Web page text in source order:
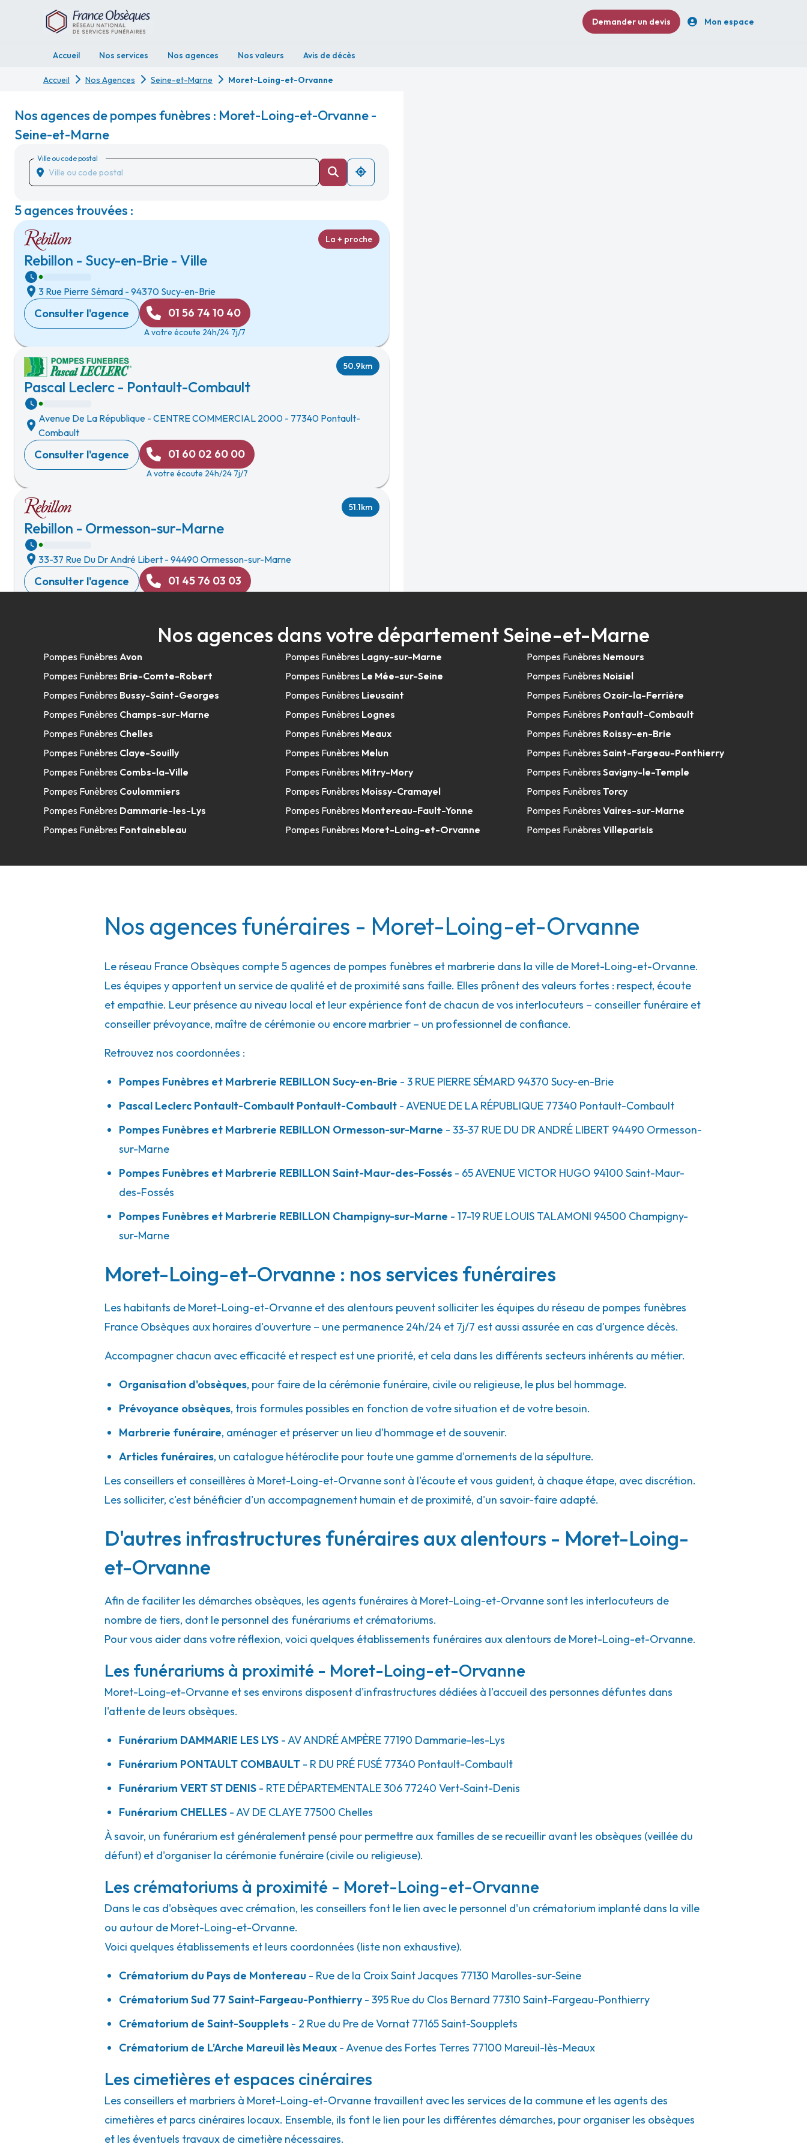
Demander un devis Mon espace
Accueil Nos services Nos agences Nos valeurs Avis de décès
Accueil Nos Agences Seine-et-Marne Moret-Loing-et-Orvanne
Nos agences de pompes funèbres : Moret-Loing-et-Orvanne -
Seine-et-Marne
Ville ou code postal
5 agences trouvées :
Rebillon - Sucy-en-Brie - Ville
La + proche
3 Rue Pierre Sémard - 94370 Sucy-en-Brie
Consulter l'agence 01 56 74 10 40
A votre écoute 24h/24 7j/7
Pascal Leclerc - Pontault-Combault
50.9km
Avenue De La République - CENTRE COMMERCIAL 2000 - 77340 Pontault-
Combault
Consulter l'agence 01 60 02 60 00
A votre écoute 24h/24 7j/7
Rebillon - Ormesson-sur-Marne
51.1km
33-37 Rue Du Dr André Libert - 94490 Ormesson-sur-Marne
Consulter l'agence 01 45 76 03 03
Rebillon - Saint-Maur-des-Fossés
54.3km
Consulter l'agence
Rebillon - Champigny - Mairie
17-19 Rue Louis Talamoni-94500 Champigny-sur-Marne
Consulter l'agence 01 48 82 55 55
Nos agences dans votre département Seine-et-Marne
Pompes Funèbres Avon
Pompes Funèbres Brie-Comte-Robert
Pompes Funèbres Bussy-Saint-Georges
Pompes Funèbres Champs-sur-Marne
Pompes Funèbres Chelles
Pompes Funèbres Claye-Souilly
Pompes Funèbres Combs-la-Ville
Pompes Funèbres Coulommiers
Pompes Funèbres Dammarie-les-Lys
Pompes Funèbres Fontainebleau
Pompes Funèbres Lagny-sur-Marne
Pompes Funèbres Le Mée-sur-Seine
Pompes Funèbres Lieusaint
Pompes Funèbres Lognes
Pompes Funèbres Meaux
Pompes Funèbres Melun
Pompes Funèbres Mitry-Mory
Pompes Funèbres Moissy-Cramayel
Pompes Funèbres Montereau-Fault-Yonne
Pompes Funèbres Moret-Loing-et-Orvanne
Pompes Funèbres Nemours
Pompes Funèbres Noisiel
Pompes Funèbres Ozoir-la-Ferrière
Pompes Funèbres Pontault-Combault
Pompes Funèbres Roissy-en-Brie
Pompes FunèbresSaint-Fargeau-Ponthierry
Pompes FunèbresSavigny-le-Temple
Pompes FunèbresTorcy
Pompes FunèbresVaires-sur-Marne
Pompes FunèbresVilleparisis
Nos agences funéraires - Moret-Loing-et-Orvanne
Le réseau France Obsèques compte 5 agences de pompes funèbres et marbrerie dans la ville de Moret-Loing-et-Orvanne.
Les équipes y apportent un service de qualité et de proximité sans faille. Elles prônent des valeurs fortes : respect, écoute
et empathie. Leur présence au niveau local et leur expérience font de chacun de vos interlocuteurs – conseiller funéraire et
conseiller prévoyance, maître de cérémonie ou encore marbrier – un professionnel de confiance.
Retrouvez nos coordonnées :
Pompes Funèbres et Marbrerie REBILLON Sucy-en-Brie - 3 RUE PIERRE SÉMARD 94370 Sucy-en-Brie
Pascal Leclerc Pontault-Combault Pontault-Combault - AVENUE DE LA RÉPUBLIQUE 77340 Pontault-Combault
Pompes Funèbres et Marbrerie REBILLON Ormesson-sur-Marne - 33-37 RUE DU DR ANDRÉ LIBERT 94490 Ormesson-
sur-Marne
Pompes Funèbres et Marbrerie REBILLON Saint-Maur-des-Fossés - 65 AVENUE VICTOR HUGO 94100 Saint-Maur-
des-Fossés
Pompes Funèbres et Marbrerie REBILLON Champigny-sur-Marne - 17-19 RUE LOUIS TALAMONI 94500 Champigny-
sur-Marne
Moret-Loing-et-Orvanne : nos services funéraires
Les habitants de Moret-Loing-et-Orvanne et des alentours peuvent solliciter les équipes du réseau de pompes funèbres
France Obsèques aux horaires d'ouverture – une permanence 24h/24 et 7j/7 est aussi assurée en cas d'urgence décès.
Accompagner chacun avec efficacité et respect est une priorité, et cela dans les différents secteurs inhérents au métier.
Organisation d'obsèques, pour faire de la cérémonie funéraire, civile ou religieuse, le plus bel hommage.
Prévoyance obsèques, trois formules possibles en fonction de votre situation et de votre besoin.
Marbrerie funéraire, aménager et préserver un lieu d'hommage et de souvenir.
Articles funéraires, un catalogue hétéroclite pour toute une gamme d'ornements de la sépulture.
Les conseillers et conseillères à Moret-Loing-et-Orvanne sont à l'écoute et vous guident, à chaque étape, avec discrétion.
Les solliciter, c'est bénéficier d'un accompagnement humain et de proximité, d'un savoir-faire adapté.
D'autres infrastructures funéraires aux alentours - Moret-Loing-
et-Orvanne
Afin de faciliter les démarches obsèques, les agents funéraires à Moret-Loing-et-Orvanne sont les interlocuteurs de
nombre de tiers, dont le personnel des funérariums et crématoriums.
Pour vous aider dans votre réflexion, voici quelques établissements funéraires aux alentours de Moret-Loing-et-Orvanne.
Les funérariums à proximité - Moret-Loing-et-Orvanne
Moret-Loing-et-Orvanne et ses environs disposent d'infrastructures dédiées à l'accueil des personnes défuntes dans
l'attente de leurs obsèques.
Funérarium DAMMARIE LES LYS - AVANDRÉ AMPÈRE 77190 Dammarie-les-Lys
Funérarium PONTAULT COMBAULT - R DU PRÉ FUSÉ 77340 Pontault-Combault
Funérarium VERT ST DENIS - RTE DÉPARTEMENTALE 306 77240 Vert-Saint-Denis
Funérarium CHELLES - AV DE CLAYE 77500 Chelles
À savoir, un funérarium est généralement pensé pour permettre aux familles de se recueillir avant les obsèques (veillée du
défunt) et d'organiser la cérémonie funéraire (civile ou religieuse).
Les crématoriums à proximité - Moret-Loing-et-Orvanne
Dans le cas d'obsèques avec crémation, les conseillers font le lien avec le personnel d'un crématorium implanté dans la ville
ou autour de Moret-Loing-et-Orvanne.
Voici quelques établissements et leurs coordonnées (liste non exhaustive).
Crématorium du Pays de Montereau - Rue de la Croix Saint Jacques 77130 Marolles-sur-Seine
Crématorium Sud 77 Saint-Fargeau-Ponthierry- 395 Rue du Clos Bernard 77310 Saint-Fargeau-Ponthierry
Crématorium de Saint-Soupplets - 2 Rue du Pre de Vornat 77165 Saint-Soupplets
Crématorium de L’Arche Mareuil lès Meaux - Avenue des Fortes Terres 77100 Mareuil-lès-Meaux
Les cimetières et espaces cinéraires
Les conseillers et marbriers à Moret-Loing-et-Orvanne travaillent avec les services de la commune et les agents des
cimetières et parcs cinéraires locaux. Ensemble, ils font le lien pour les différentes démarches, pour organiser les obsèques
et les éventuels travaux de cimetière nécessaires.